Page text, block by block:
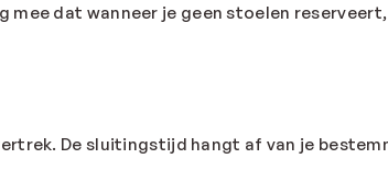
dat wanneer je geen stoelen
De sluitingstijd hangt af van je